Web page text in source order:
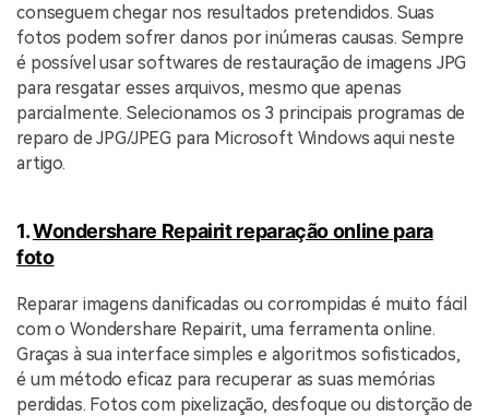
conseguem chegar nos resultados pretendidos. Suas
fotos podem sofrer danos por inúmeras causas. Sempre
é possível usar softwares de restauração de imagens JPG
para resgatar esses arquivos, mesmo que apenas
parcialmente. Selecionamos os 3 principais programas de
reparo de JPG/JPEG para Microsoft Windows aqui neste
artigo.
1.Wondershare Repairit reparação online para
foto
Reparar imagens danificadas ou corrompidas é muito fácil
com o Wondershare Repairit, uma ferramenta online.
Graças à sua interface simples e algoritmos sofisticados,
é um método eficaz para recuperar as suas memórias
perdidas. Fotos com pixelização, desfoque ou distorção de